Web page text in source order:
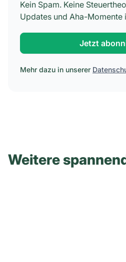
Kein Spam. Keine
Updates und Aha-Momente
Jetzt
Mehr dazu in unserer
Weitere